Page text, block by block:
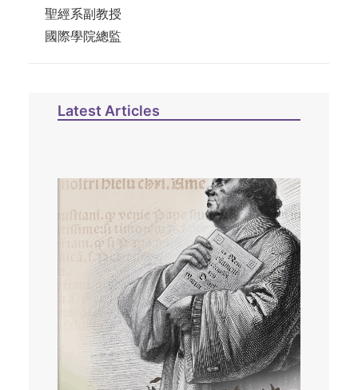
聖經系副教授
國際學院總監
Latest Articles